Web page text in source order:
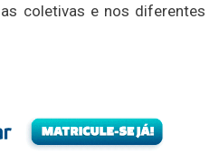
coletivas e nos diferentes